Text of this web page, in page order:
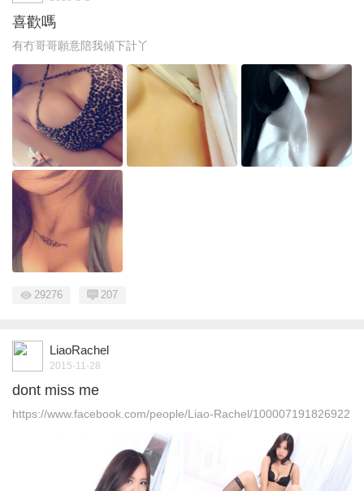
喜歡嗎
有冇哥哥願意陪我傾下計丫
29276 207
LiaoRachel
2015-11-28
dont miss me
https://www.facebook.com/people/Liao-Rachel/100007191826922